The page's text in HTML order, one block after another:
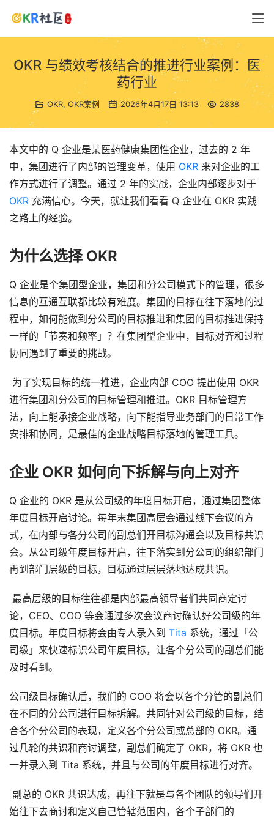
OKR 与绩效考核结合的推进行业案例：医
药行业
OKR, OKR案例 2026年4月17日 13:13 2838
本文中的 Q 企业是某医药健康集团性企业，过去的 2 年
中，集团进行了内部的管理变革，使用 OKR 来对企业的工
OKR 充满信心。今天，就让我们看看 Q 企业在 OKR 实践
之路上的经验。
为什么选择 OKR
Q 企业是个集团型企业，集团和分公司模式下的管理，很多
信息的互通互联都比较有难度。集团的目标在往下落地的过
程中，如何能做到分公司的目标推进和集团的目标推进保持
一样的「节奏和频率」？在集团型企业中，目标对齐和过程
协同遇到了重要的挑战。
进行集团和分公司的目标管理和推进。OKR 目标管理方
法，向上能承接企业战略，向下能指导业务部门的日常工作
安排和协同，是最佳的企业战略目标落地的管理工具。
企业 OKR 如何向下拆解与向上对齐
Q 企业的 OKR 是从公司级的年度目标开启，通过集团整体
年度目标开启讨论。每年末集团高层会通过线下会议的方
式，在内部与各分公司的副总们开目标沟通会以及目标共识
会。从公司级年度目标开启，往下落实到分公司的组织部门
再到部门层级的目标，目标通过层层落地达成共识。
论，CEO、COO 等会通过多次会议商讨确认好公司级的年
度目标。年度目标将会由专人录入到 Tita 系统，通过「公
司级」来快速标识公司年度目标，让各个分公司的副总们能
及时看到。
公司级目标确认后，我们的 COO 将会以各个分管的副总们
在不同的分公司进行目标拆解。共同针对公司级的目标，结
合各个分公司的表现，定义各个分公司或总部的 OKR。通
过几轮的共识和商讨调整，副总们确定了 OKR，将 OKR 也
一并录入到 Tita 系统，并且与公司的年度目标进行对齐。
始往下去商讨和定义自己管辖范围内，各个子部门的